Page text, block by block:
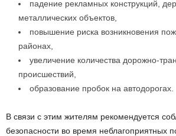
падение рекламных конструкций,
металлических объектов,
повышение риска возникновения
районах,
увеличение количества дорожно-
происшествий,
образование пробок на автодорогах.
В связи с этим жителям рекомендуется
безопасности во время неблагоприятных